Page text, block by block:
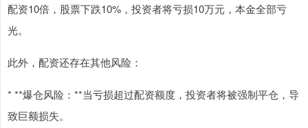
配资10倍，股票下跌10%，投资者将亏损10万元，本金全部亏
光。
此外，配资还存在其他风险：
* **爆仓风险：**当亏损超过配资额度，投资者将被强制平仓，导
致巨额损失。